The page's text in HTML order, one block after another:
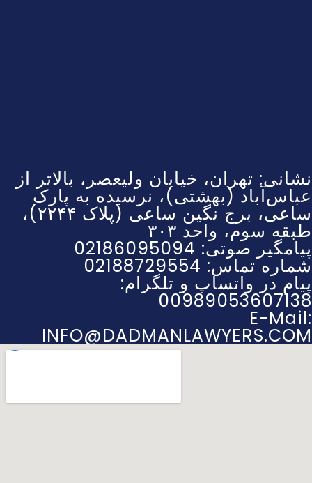
نشانی: تهران، خیابان ولیعصر، بالاتر از
عباس‌آباد (بهشتی)، نرسیده به پارک
ساعی، برج نگین ساعی (پلاک ۲۲۴۴)،
طبقه سوم، واحد ۳۰۳
پیامگیر صوتی: 02186095094
شماره تماس: 02188729554
پیام در واتساپ و تلگرام:
00989053607138
E-Mail:
INFO@DADMANLAWYERS.COM